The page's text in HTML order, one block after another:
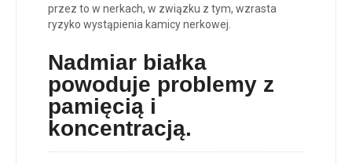
przez to w nerkach, w związku z tym, wzrasta
ryzyko wystąpienia kamicy nerkowej.
Nadmiar białka
powoduje problemy z
pamięcią i
koncentracją.